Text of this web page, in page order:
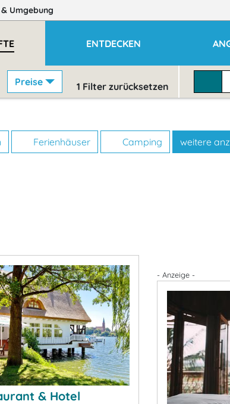
& Umgebung
ENTDECKEN
Preise 1 Filter zurücksetzen
Ferienhäuser Camping weitere
& Hotel
- Anzeige -